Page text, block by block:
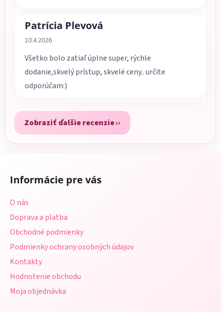
Patrícia Plevová
Hodnotenie obchodu je 5 z 5 hviezdičiek.
10.4.2026
Všetko bolo zatiaľ úplne super, rýchle
dodanie,skvelý prístup, skvelé ceny.. určite
odporúčam:)
Zobraziť ďalšie recenzie
Informácie pre vás
O nás
Doprava a platba
Obchodné podmienky
Podmienky ochrany osobných údajov
Kontakty
Hodnotenie obchodu
Moja objednávka